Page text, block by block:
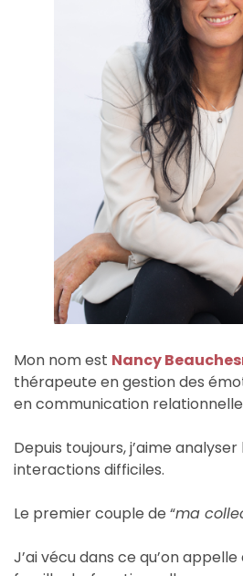
Mon nom est Nancy
thérapeute en gestion des
en communication
Depuis toujours, j’aime
interactions difficiles.
Le premier couple de “ma
J’ai vécu dans ce qu’on appelle